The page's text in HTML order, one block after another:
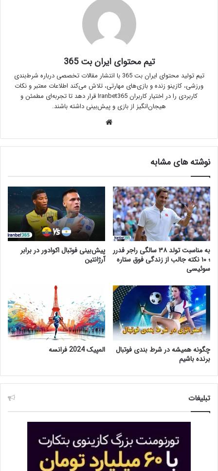
تیم محتوای ایران بت 365
تیم تولید محتوای ایران بت 365 با انتشار مقالات تخصصی درباره شرط‌بندی
ورزشی، کازینو زنده و بازی‌های مهارتی، تلاش می‌کند اطلاعات معتبر و نکات
کاربردی را در اختیار کاربران Iranbet365 قرار دهد تا تجربه‌ای مطمئن و
هیجان‌انگیز از بازی و پیش‌بینی داشته باشند.
نوشته های مشابه
به مناسبت تولد ۳۸ سالگی راجر فدرر
؛ ۱۰ نکته جالب از زندگی فوق ستاره
سوئیسی
پیش‌بینی فوتبال اکوادور در برابر
آرژانتین
چگونه همیشه در شرط بندی فوتبال
برنده باشیم
المپیک 2024 فرانسه
تبلیغات